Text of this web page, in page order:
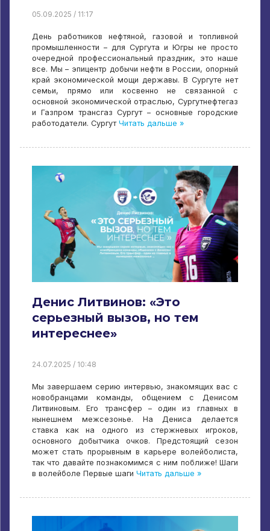
05.09.2025 / 11:17
День работников нефтяной, газовой и топливной
промышленности – для Сургута и Югры не просто
очередной профессиональный праздник, это наше
все. Мы – эпицентр добычи нефти в России, опорный
край экономической мощи державы. В Сургуте нет
семьи, прямо или косвенно не связанной с
основной экономической отраслью, Сургутнефтегаз
и Газпром трансгаз Сургут – основные городские
работодатели. СургутЧитать дальше »
Денис Литвинов: «Это
серьезный вызов, но тем
интереснее»
24.07.2025 / 10:48
Мы завершаем серию интервью, знакомящих вас с
новобранцами команды, общением с Денисом
Литвиновым. Его трансфер – один из главных в
нынешнем межсезонье. На Дениса делается
ставка как на одного из стержневых игроков,
основного добытчика очков. Предстоящий сезон
может стать прорывным в карьере волейболиста,
так что давайте познакомимся с ним поближе! Шаги
в волейболе Первые шаги Читать дальше »